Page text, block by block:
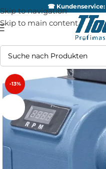
Skip to navigation
Skip to main content
☎ Kundenservice:
-13%
AUSV